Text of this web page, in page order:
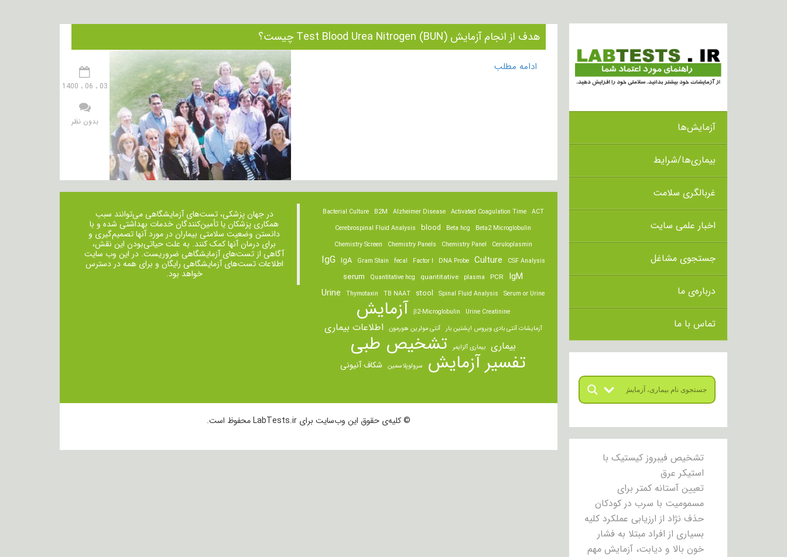
آزمایش‌ها
بیماری‌ها/شرایط
غربالگری سلامت
اخبار علمی سایت
جستجوی مشاغل
درباره‌ی ما
تماس با ما
تشخیص فیبروز کیستیک با
استیکر عرق
تعیین آستانه کمتر برای
مسمومیت با سرب در کودکان
حذف نژاد از ارزیابی عملکرد کلیه
بسیاری از افراد مبتلا به فشار
خون بالا و دیابت، آزمایش مهم
هدف از انجام آزمایش Test Blood Urea Nitrogen (BUN) چیست؟
03 ، 06 ، 1400
بدون نظر
ادامه مطلب
ACT
Activated Coagulation Time
Alzheimer Disease
B2M
Bacterial Culture
Beta2 Microglobulin
Beta hcg
blood
Cerebrospinal Fluid Analysis
Ceruloplasmin
Chemistry Panel
Chemistry Panels
Chemistry Screen
CSF Analysis
Culture
DNA Probe
Factor I
fecal
Gram Stain
IgA
IgG
IgM
PCR
plasma
quantitative
Quantitative hcg
serum
Serum or Urine
Spinal Fluid Analysis
stool
TB NAAT
Thymotaxin
Urine
Urine Creatinine
β2-Microglobulin آزمایش
آزمایشات آنتی بادی ویروس اپشتین بار آنتی مولرین هورمون اطلاعات بیماری
بیماری بیماری آلزایمر تشخیص طبی
تفسیر آزمایش سرولوپلاسمین شکاف آنیونی
در جهان پزشکی، تست‌های آزمایشگاهی می‌توانند سبب
همکاری پزشکان یا تأمین‌کنندگان خدمات بهداشتی شده و با
دانستن وضعیت سلامتی بیماران در مورد آنها تصمیم‌گیری و
برای درمان ‌آنها کمک کنند. به علت حیاتی‌بودن این نقش،
آگاهی از تست‌های آزمایشگاهی ضروریست. در این وب سایت
اطلاعات تست‌های آزمایشگاهی رایگان و برای همه در دسترس
خواهد بود.
© کلیه‌ی حقوق این وب‌سایت برای LabTests.ir محفوظ است.